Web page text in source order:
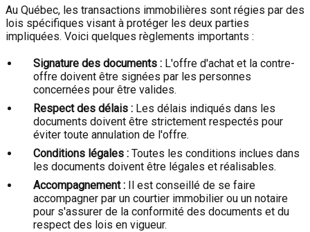
Au Québec, les transactions immobilières sont régies par des
lois spécifiques visant à protéger les deux parties
impliquées. Voici quelques règlements importants :
Signature des documents : L'offre d'achat et la contre-
offre doivent être signées par les personnes
concernées pour être valides.
Respect des délais : Les délais indiqués dans les
documents doivent être strictement respectés pour
éviter toute annulation de l'offre.
Conditions légales : Toutes les conditions inclues dans
les documents doivent être légales et réalisables.
Accompagnement : Il est conseillé de se faire
accompagner par un courtier immobilier ou un notaire
pour s'assurer de la conformité des documents et du
respect des lois en vigueur.